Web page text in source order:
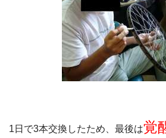
1日で3本交換したため、最後は覚